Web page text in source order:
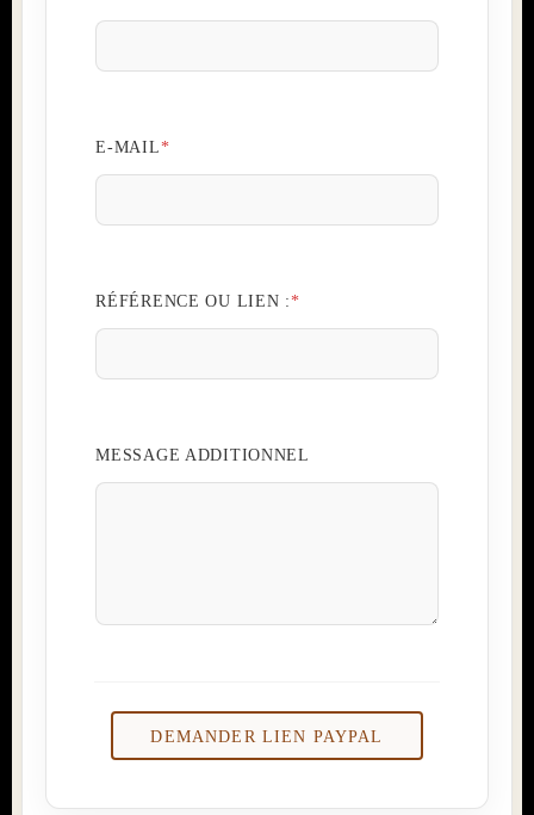
E-MAIL*
:
:
RÉFÉRENCE OU LIEN :*
MESSAGE ADDITIONNEL
DEMANDER LIEN PAYPAL